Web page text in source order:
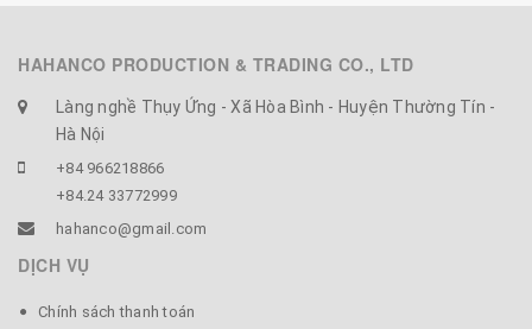
HAHANCO PRODUCTION & TRADING CO., LTD
Làng nghề Thụy Ứng - Xã Hòa Bình - Huyện Thường Tín -
Hà Nội
+84 966218866
+84.24 33772999
hahanco@gmail.com
DỊCH VỤ
Chính sách thanh toán